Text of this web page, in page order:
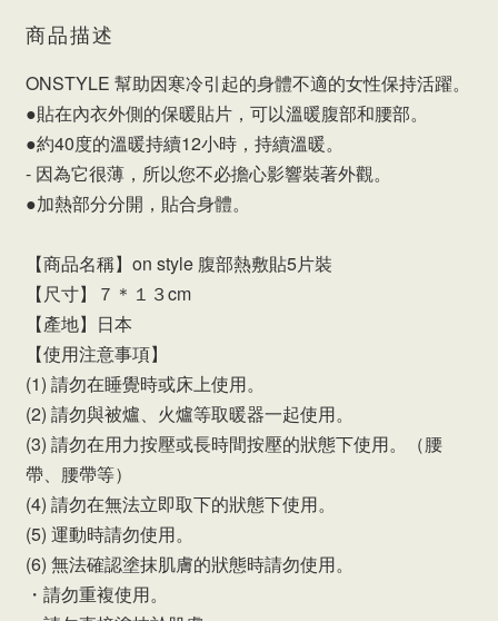
商品描述
ONSTYLE 幫助因寒冷引起的身體不適的女性保持活躍。
●貼在內衣外側的保暖貼片，可以溫暖腹部和腰部。
●約40度的溫暖持續12小時，持續溫暖。
- 因為它很薄，所以您不必擔心影響裝著外觀。
●加熱部分分開，貼合身體。
【商品名稱】on style 腹部熱敷貼5片裝
【尺寸】７＊１３cm
【產地】日本
【使用注意事項】
(1) 請勿在睡覺時或床上使用。
(2) 請勿與被爐、火爐等取暖器一起使用。
(3) 請勿在用力按壓或長時間按壓的狀態下使用。（腰
帶、腰帶等）
(4) 請勿在無法立即取下的狀態下使用。
(5) 運動時請勿使用。
(6) 無法確認塗抹肌膚的狀態時請勿使用。
・請勿重複使用。